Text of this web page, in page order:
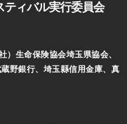
ティバル実行委員会
）生命保険協会埼玉県協会、
蔵野銀行、埼玉縣信用金庫、真